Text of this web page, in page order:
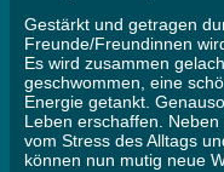
Gestärkt und getragen
Freunde/Freundinnen
Es wird zusammen
geschwommen, eine
Energie getankt.
Leben erschaffen.
vom Stress des Alltags
können nun mutig neue